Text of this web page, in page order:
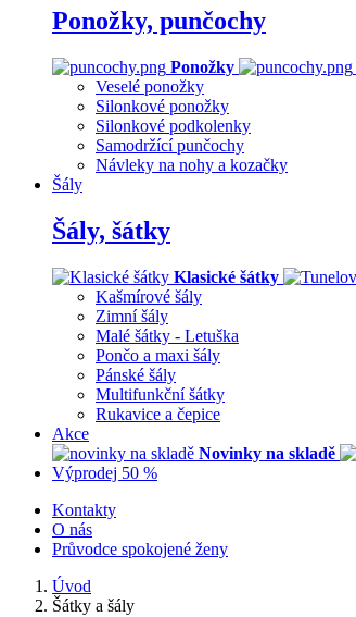
Ponožky, punčochy
Ponožky
Veselé ponožky
Silonkové ponožky
Silonkové podkolenky
Samodržící punčochy
Návleky na nohy a kozačky
Šály
Šály, šátky
Klasické šátky
Kašmírové šály
Zimní šály
Malé šátky - Letuška
Pončo a maxi šály
Pánské šály
Multifunkční šátky
Rukavice a čepice
Akce
Novinky na skladě
Výprodej 50 %
Kontakty
O nás
Průvodce spokojené ženy
Úvod
Šátky a šály